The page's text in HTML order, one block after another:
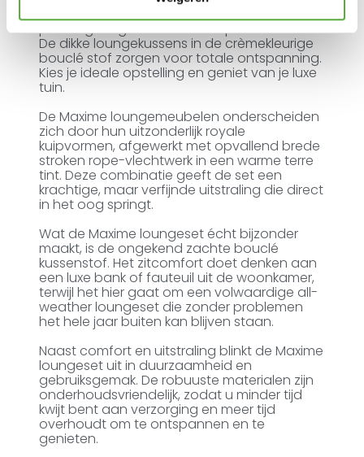
loungeserie is een lust voor het oog met zijn
prachtige organische ontwerp.
De dikke loungekussens in de crèmekleurige
bouclé stof zorgen voor totale ontspanning.
Kies je ideale opstelling en geniet van je luxe
tuin.
De Maxime loungemeubelen onderscheiden
zich door hun uitzonderlijk royale
kuipvormen, afgewerkt met opvallend brede
stroken rope-vlechtwerk in een warme terre
tint. Deze combinatie geeft de set een
krachtige, maar verfijnde uitstraling die direct
in het oog springt.
Wat de Maxime loungeset écht bijzonder
maakt, is de ongekend zachte bouclé
kussenstof. Het zitcomfort doet denken aan
een luxe bank of fauteuil uit de woonkamer,
terwijl het hier gaat om een volwaardige all-
weather loungeset die zonder problemen
het hele jaar buiten kan blijven staan.
Naast comfort en uitstraling blinkt de Maxime
loungeset uit in duurzaamheid en
gebruiksgemak. De robuuste materialen zijn
onderhoudsvriendelijk, zodat u minder tijd
kwijt bent aan verzorging en meer tijd
overhoudt om te ontspannen en te
genieten.